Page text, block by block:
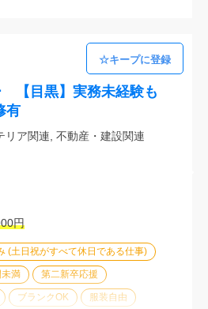
【目黒】実務未経験も
有
(土日祝がすべて休日である仕事)
満 第二新卒応援
ブランクOK 服装自由
リア関連, 不動産・建設関連
円